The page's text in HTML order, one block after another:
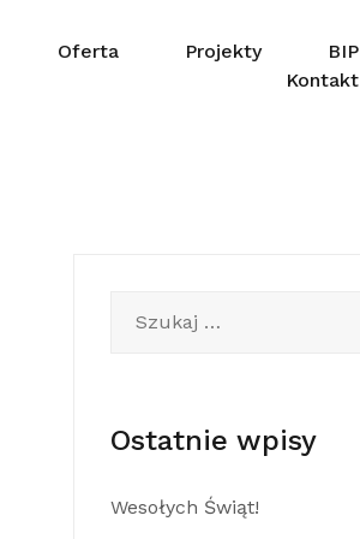
Oferta Projekty
BIP
Kontakt
Ostatnie wpisy
Wesołych Świąt!